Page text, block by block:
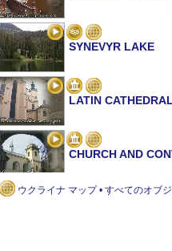
SYNEVYR LAKE
LATIN CATHEDRAL
CHURCH AND
ウクライナ マップ • すべてのオブ